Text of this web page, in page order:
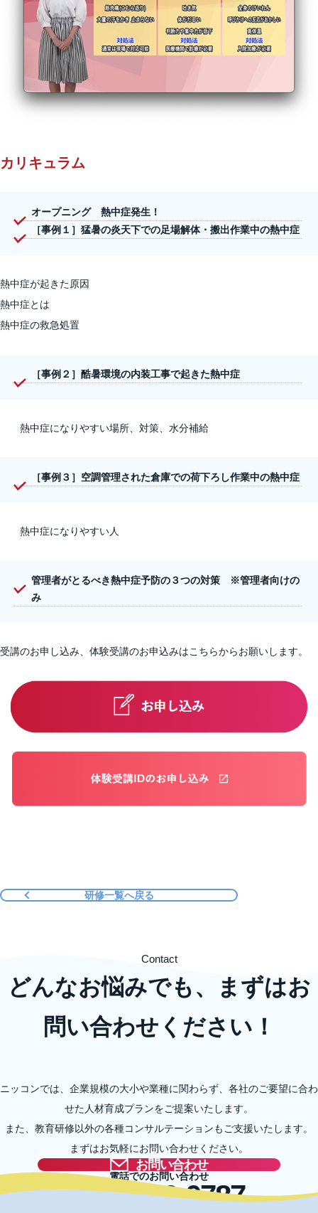
カリキュラム
オープニング 熱中症発生！
［事例１］猛暑の炎天下での足場解体・搬出作業中の熱中症
熱中症が起きた原因
熱中症とは
熱中症の救急処置
［事例２］酷暑環境の内装工事で起きた熱中症
熱中症になりやすい場所、対策、水分補給
［事例３］空調管理された倉庫での荷下ろし作業中の熱中症
熱中症になりやすい人
管理者がとるべき熱中症予防の３つの対策 ※管理者向けの
み
受講のお申し込み、体験受講のお申込みはこちらからお願いします。
研修一覧へ戻る
どんなお悩みでも、まずはお
問い合わせください！
Contact
ニッコンでは、企業規模の大小や業種に関わらず、各社のご要望に合わ
せた人材育成プランをご提案いたします。
また、教育研修以外の各種コンサルテーションもご支援いたします。
まずはお気軽にお問い合わせください。
お問い合わせ
電話でのお問い合わせ
03-5996-0787